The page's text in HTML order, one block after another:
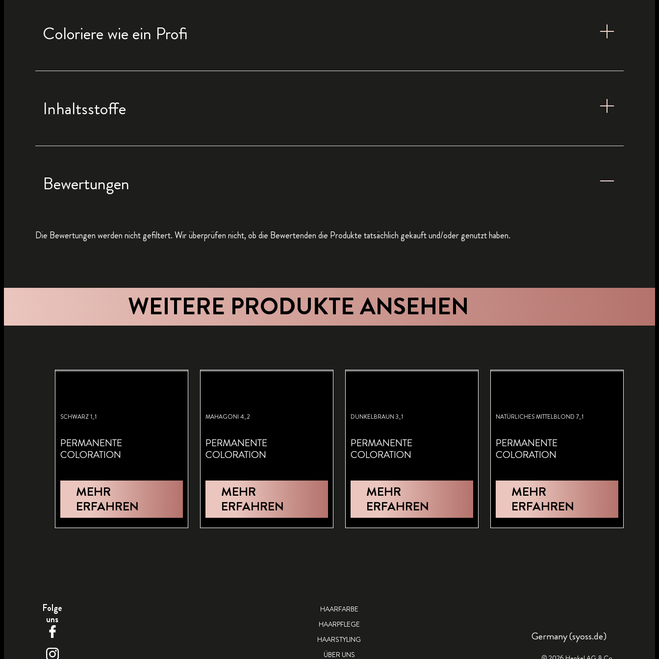
Coloriere wie ein Profi
Inhaltsstoffe
Bewertungen
Die Bewertungen werden nicht gefiltert. Wir überprüfen nicht, ob die Bewertenden die Produkte tatsächlich gekauft und/oder genutzt haben.
WEITERE PRODUKTE ANSEHEN
SCHWARZ 1_1
PERMANENTE
COLORATION
MEHR
ERFAHREN
MAHAGONI 4_2
PERMANENTE
COLORATION
MEHR
ERFAHREN
DUNKELBRAUN 3_1
PERMANENTE
COLORATION
MEHR
ERFAHREN
NATÜRLICHES MITTELBLOND 7_1
PERMANENTE
COLORATION
MEHR
ERFAHREN
Folge
uns
HAARFARBE
HAARPFLEGE
HAARSTYLING
ÜBER UNS
Germany (syoss.de)